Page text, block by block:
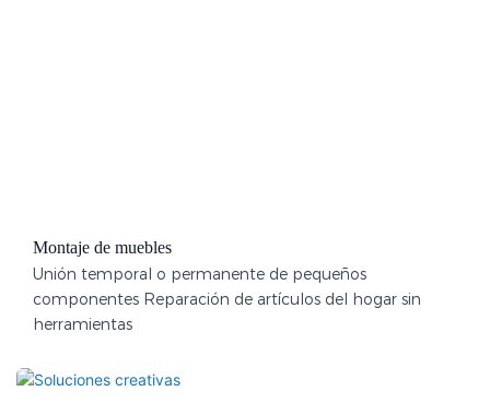
Montaje de muebles
Unión temporal o permanente de pequeños
componentes Reparación de artículos del hogar sin
herramientas